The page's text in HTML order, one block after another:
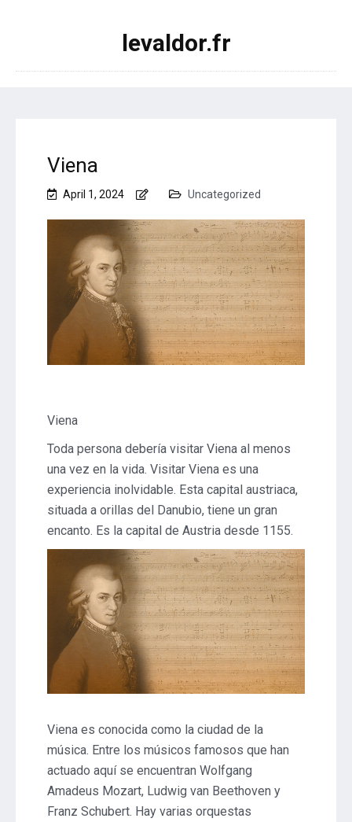
levaldor.fr
Viena
April 1, 2024 Uncategorized
Viena
Toda persona debería visitar Viena al menos
una vez en la vida. Visitar Viena es una
experiencia inolvidable. Esta capital austriaca,
situada a orillas del Danubio, tiene un gran
encanto. Es la capital de Austria desde 1155.
Viena es conocida como la ciudad de la
música. Entre los músicos famosos que han
actuado aquí se encuentran Wolfgang
Amadeus Mozart, Ludwig van Beethoven y
Franz Schubert. Hay varias orquestas